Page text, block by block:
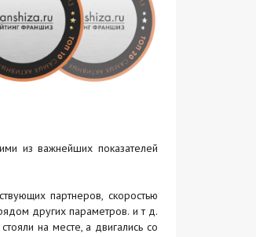
из важнейших показателей
партнеров, скоростью
других параметров. и т д.
на месте, а двигались со